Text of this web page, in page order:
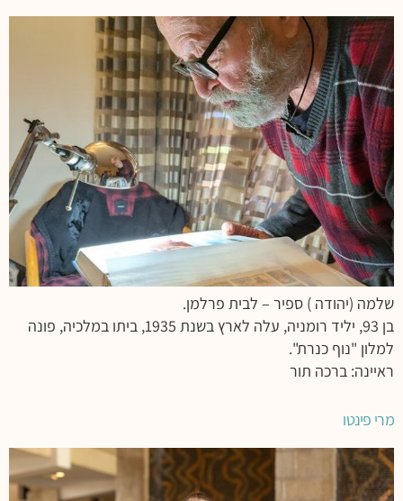
שלמה (יהודה ) ספיר – לבית פרלמן.
בן 93, יליד רומניה, עלה לארץ בשנת 1935, ביתו במלכיה, פונה
למלון "נוף כנרת".
ראיינה: ברכה תור
מרי פינטו